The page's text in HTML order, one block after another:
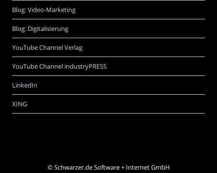
Blog: Video-Marketing
Blog: Digitalisierung
YouTube Channel Verlag
YouTube Channel industryPRESS
LinkedIn
XING
©Schwarzer.de Software + Internet GmbH